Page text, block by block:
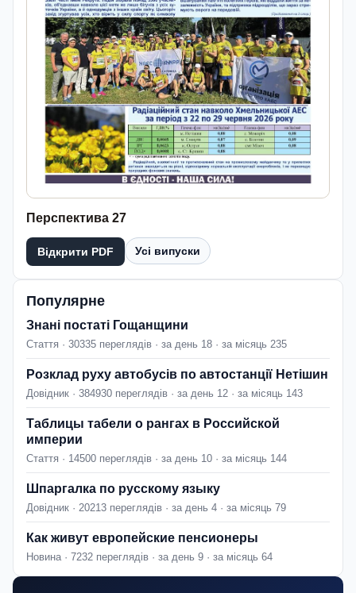
Перспектива 27
Відкрити PDF Усі випуски
Популярне
Знані постаті Гощанщини
Стаття · 30335 переглядів · за день 18 · за місяць 235
Розклад руху автобусів по автостанції Нетішин
Довідник · 384930 переглядів · за день 12 · за місяць 143
Таблицы табели о рангах в Российской
империи
Стаття · 14500 переглядів · за день 10 · за місяць 144
Шпаргалка по русскому языку
Довідник · 20213 переглядів · за день 4 · за місяць 79
Как живут европейские пенсионеры
Новина · 7232 переглядів · за день 9 · за місяць 64